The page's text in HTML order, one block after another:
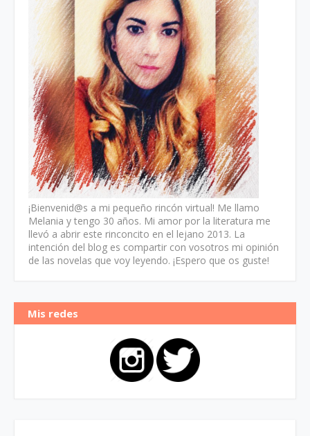
¡Bienvenid@s a mi pequeño rincón virtual! Me llamo
Melania y tengo 30 años. Mi amor por la literatura me
llevó a abrir este rinconcito en el lejano 2013. La
intención del blog es compartir con vosotros mi opinión
de las novelas que voy leyendo. ¡Espero que os guste!
Mis redes